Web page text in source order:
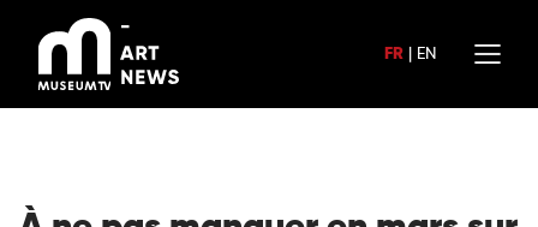
contenu
FR EN